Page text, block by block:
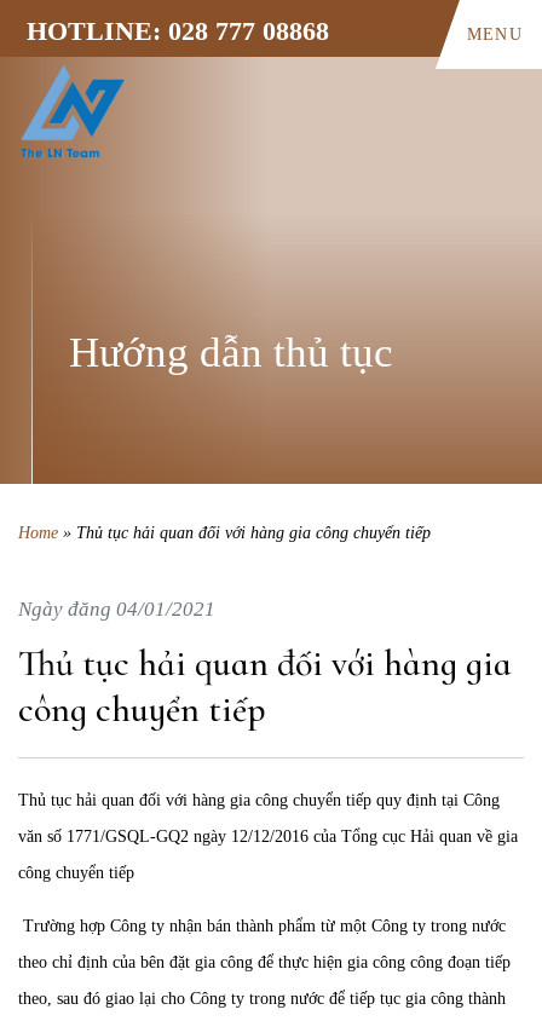
HOTLINE: 028 777 08868 MENU
Hướng dẫn thủ tục
Home » Thủ tục hải quan đối với hàng gia công chuyển tiếp
Ngày đăng 04/01/2021
Thủ tục hải quan đối với hàng gia
công chuyển tiếp
Thủ tục hải quan đối với hàng gia công chuyển tiếp quy định tại Công
văn số 1771/GSQL-GQ2 ngày 12/12/2016 của Tổng cục Hải quan về gia
công chuyển tiếp
Trường hợp Công ty nhận bán thành phẩm từ một Công ty trong nước
theo chỉ định của bên đặt gia công để thực hiện gia công công đoạn tiếp
theo, sau đó giao lại cho Công ty trong nước để tiếp tục gia công thành